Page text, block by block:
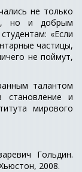
не только
но и добрым
«Если
частицы,
не поймут,
талантом
становление и
мирового
Гольдин.
2008.